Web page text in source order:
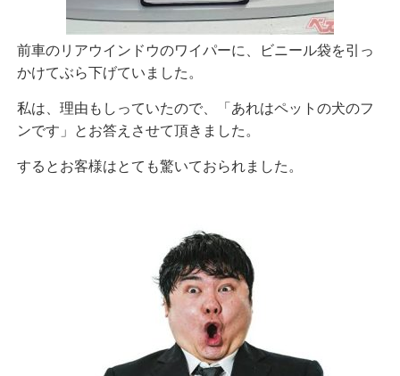
前車のリアウインドウのワイパーに、ビニール袋を引っ
かけてぶら下げていました。
私は、理由もしっていたので、
「あれはペットの犬のフ
ンです」とお答えさせて頂きました。
するとお客様はとても驚いておられました。